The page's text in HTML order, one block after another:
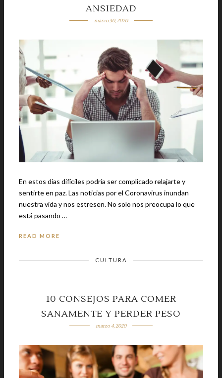
ANSIEDAD
marzo 30, 2020
En estos días difíciles podría ser complicado relajarte y
sentirte en paz. Las noticias por el Coronavirus inundan
nuestra vida y nos estresen. No solo nos preocupa lo que
está pasando …
READ MORE
CULTURA
10 CONSEJOS PARA COMER
SANAMENTE Y PERDER PESO
marzo 4, 2020